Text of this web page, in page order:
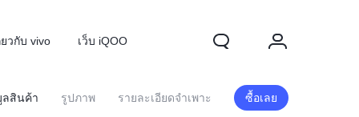
ยวกับ vivo เว็บ iQOO
สินค้า รูปภาพ รายละเอียดจำเพาะ ซื้อเลย